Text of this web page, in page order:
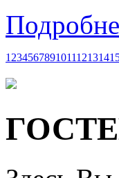
1 234567891011121314